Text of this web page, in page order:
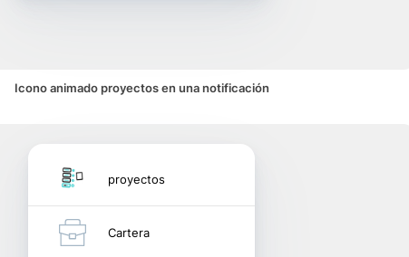
Icono animado proyectos en una notificación
proyectos
Cartera